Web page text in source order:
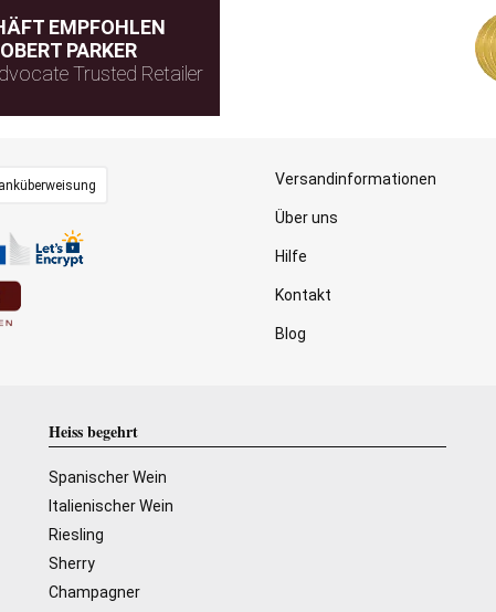
EMPFOHLEN
PARKER
Trusted Retailer
Versandinformationen
Über uns
Hilfe
Kontakt
Blog
Heiss begehrt
Spanischer Wein
Italienischer Wein
Riesling
Sherry
Champagner